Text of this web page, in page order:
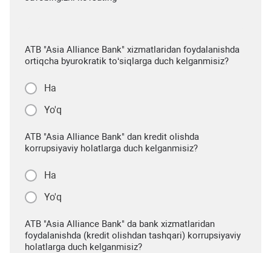
ATB "Asia Alliance Bank" xizmatlaridan foydalanishda
ortiqcha byurokratik to‘siqlarga duch kelganmisiz?
Ha
Yo'q
ATB "Asia Alliance Bank" dan kredit olishda
korrupsiyaviy holatlarga duch kelganmisiz?
Ha
Yo'q
ATB "Asia Alliance Bank" da bank xizmatlaridan
foydalanishda (kredit olishdan tashqari) korrupsiyaviy
holatlarga duch kelganmisiz?